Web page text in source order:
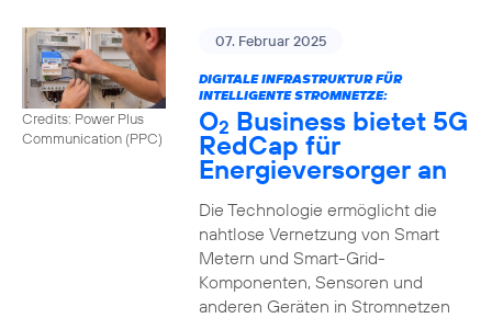
Credits: Power Plus
Communication (PPC)
07. Februar 2025
DIGITALE INFRASTRUKTUR FÜR
INTELLIGENTE STROMNETZE:
O2 Business bietet 5G
RedCap für
Energieversorger an
Die Technologie ermöglicht die
nahtlose Vernetzung von Smart
Metern und Smart-Grid-
Komponenten, Sensoren und
anderen Geräten in Stromnetzen